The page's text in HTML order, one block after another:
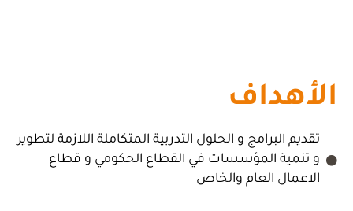
الأهداف
تقديم البرامج و الحلول التدربية المتكاملة اللازمة لتطوير
و تنمية المؤسسات في القطاع الحكومي و قطاع
الاعمال العام والخاص